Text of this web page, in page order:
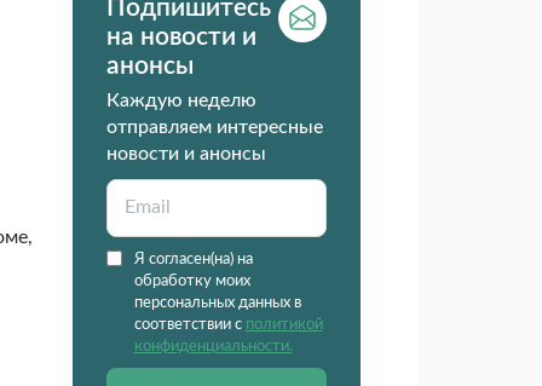
Подпишитесь
на новости и
анонсы
Каждую неделю
отправляем интересные
новости и анонсы
Я согласен(на) на
обработку моих
персональных данных в
соответствии с политикой
конфиденциальности.